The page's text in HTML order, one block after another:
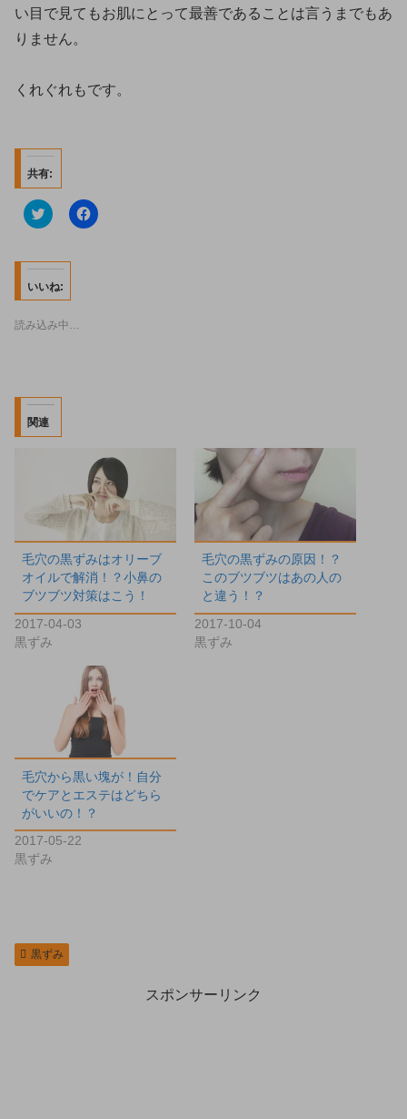
い目で見てもお肌にとって最善であることは言うまでもあ
りません。
くれぐれもです。
共有:
C
l
k
t
o
s
h
a
r
i
t
e
い
ウ
ィ
ン
ド
ウ
で
開
き
ま
す
)
F
a
く
だ
さ
い
(
新
い
ウ
ィ
ン
ド
ウ
で
)
いいね:
読み込み中…
関連
毛穴の黒ずみはオリーブ
オイルで解消！？小鼻の
ブツブツ対策はこう！
2017-04-03
黒ずみ
毛穴の黒ずみの原因！？
このブツブツはあの人の
と違う！？
2017-10-04
黒ずみ
毛穴から黒い塊が！自分
でケアとエステはどちら
がいいの！？
2017-05-22
黒ずみ
黒ずみ
スポンサーリンク